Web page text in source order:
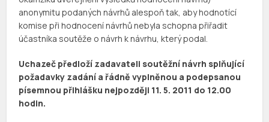
anonymitu podaných návrhů alespoň tak, aby hodnotící
komise při hodnocení návrhů nebyla schopna přiřadit
účastníka soutěže o návrh k návrhu, který podal.
Uchazeč předloží zadavateli soutěžní návrh splňující
požadavky zadání a řádně vyplněnou a podepsanou
písemnou přihlášku nejpozději 11. 5. 2011 do 12.00
hodin.